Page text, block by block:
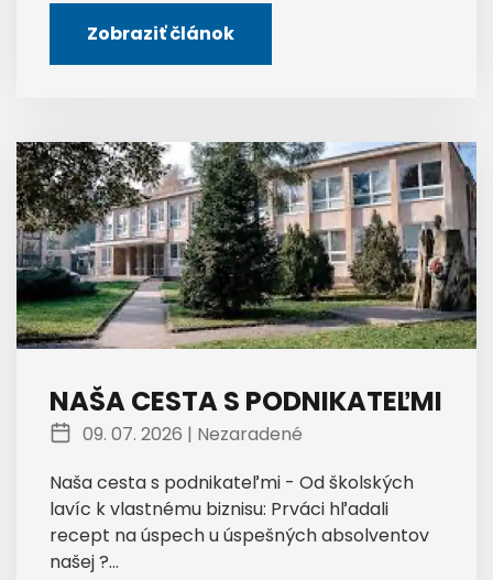
Zobraziť článok
NAŠA CESTA S PODNIKATEĽMI
09. 07. 2026 | Nezaradené
Naša cesta s podnikateľmi - Od školských
lavíc k vlastnému biznisu: Prváci hľadali
recept na úspech u úspešných absolventov
našej ?...